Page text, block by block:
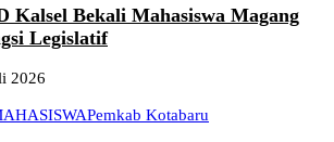
Kalsel Bekali Mahasiswa Magang
Legislatif
2026
Pemkab Kotabaru